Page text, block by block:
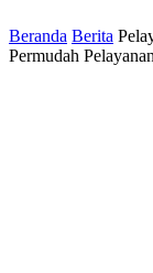
Beranda Berita
Permudah